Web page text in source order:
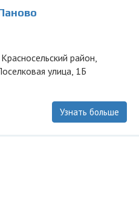
район,
улица, 1Б
Узнать больше